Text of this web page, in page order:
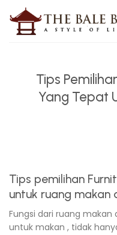
content
Tips
Yang Tepat
Tips pemilihan
untuk ruang makan
Fungsi dari ruang
untuk makan , tidak